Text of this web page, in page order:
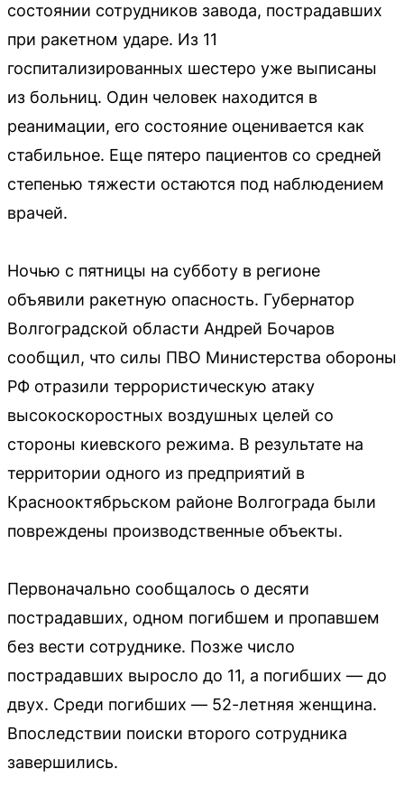
состоянии сотрудников завода, пострадавших
при ракетном ударе. Из 11
госпитализированных шестеро уже выписаны
из больниц. Один человек находится в
реанимации, его состояние оценивается как
стабильное. Еще пятеро пациентов со средней
степенью тяжести остаются под наблюдением
врачей.
Ночью с пятницы на субботу в регионе
объявили ракетную опасность. Губернатор
Волгоградской области Андрей Бочаров
сообщил, что силы ПВО Министерства обороны
РФ отразили террористическую атаку
высокоскоростных воздушных целей со
стороны киевского режима. В результате на
территории одного из предприятий в
Краснооктябрьском районе Волгограда были
повреждены производственные объекты.
Первоначально сообщалось о десяти
пострадавших, одном погибшем и пропавшем
без вести сотруднике. Позже число
пострадавших выросло до 11, а погибших — до
двух. Среди погибших — 52-летняя женщина.
Впоследствии поиски второго сотрудника
завершились.